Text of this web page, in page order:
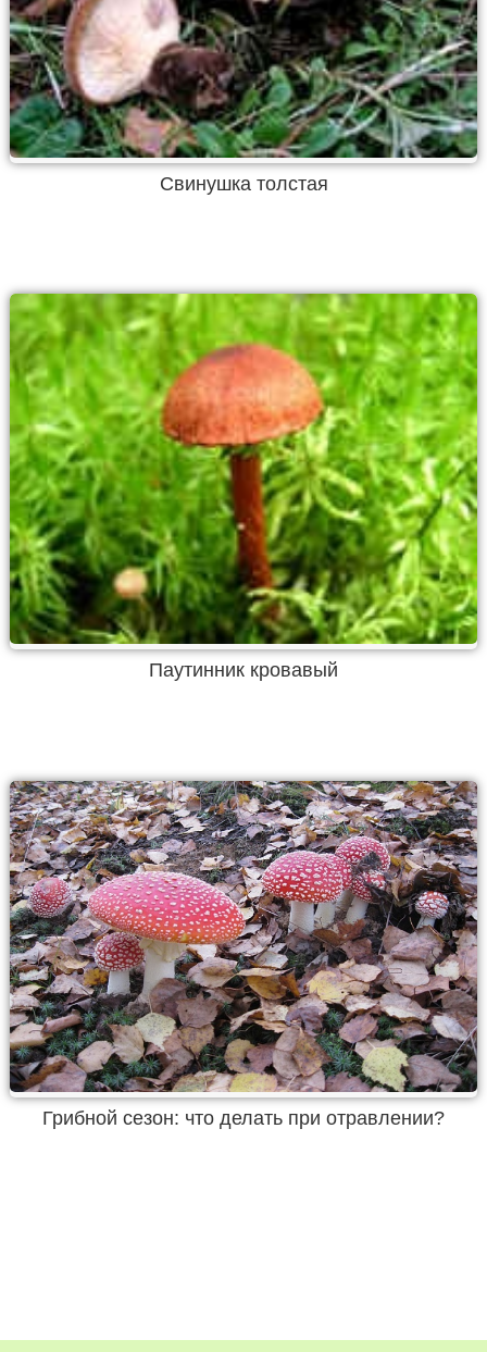
Свинушка толстая
Паутинник кровавый
Грибной сезон: что делать при отравлении?